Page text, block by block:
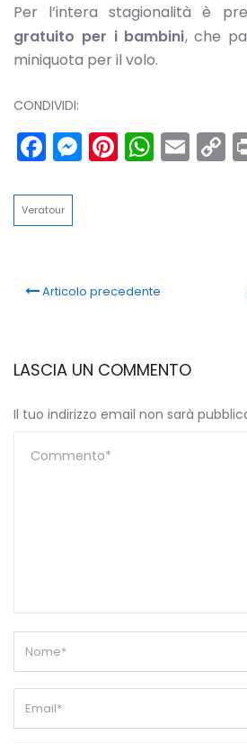
Per l’intera stagionalità è
gratuito per i bambini, che
miniquota per il volo.
CONDIVIDI:
Facebook
Messenger
Pinterest
Veratour
Articolo precedente
LASCIA UN COMMENTO
Il tuo indirizzo email non sarà